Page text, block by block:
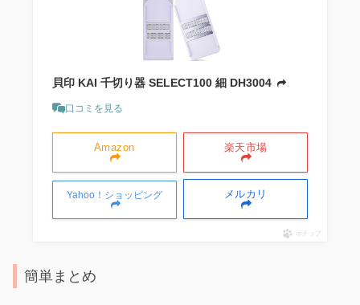
貝印 KAI 千切り器 SELECT100 細 DH3004
口コミを見る
Amazon 楽天市場
Yahoo！ショッピング メルカリ
ポチップ
簡単まとめ